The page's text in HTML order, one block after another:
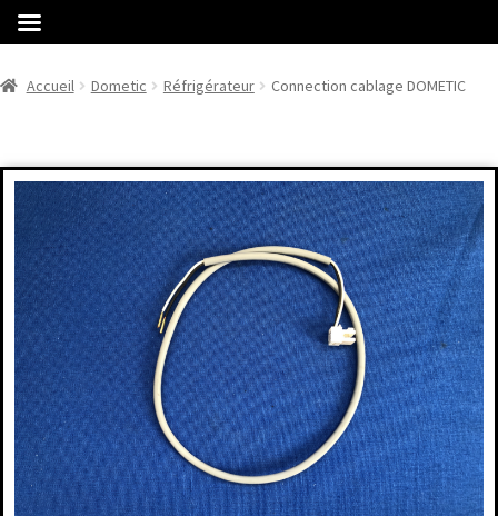
Accueil Dometic Réfrigérateur Connection cablage DOMETIC